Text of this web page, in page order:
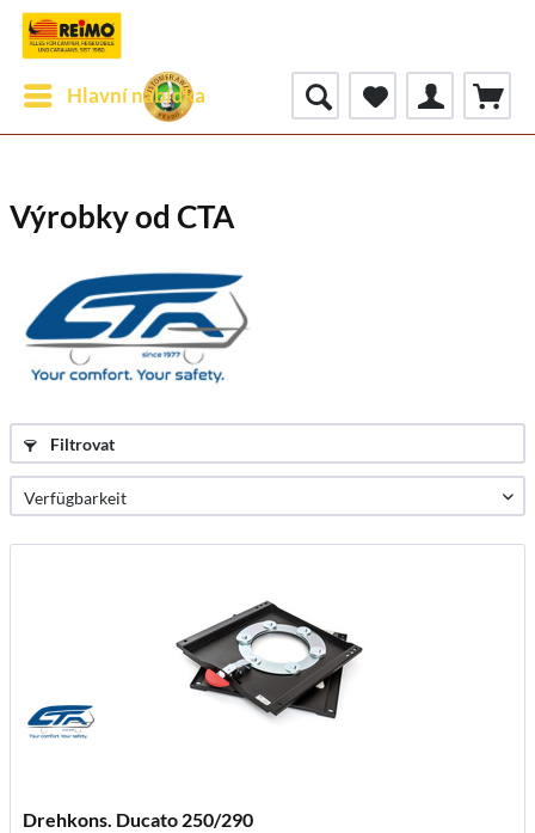
Hlavní nabídka
Výrobky od CTA
Filtrovat
Drehkons. Ducato 250/290